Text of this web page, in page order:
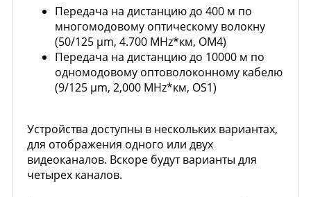
Передача на дистанцию до 400 м по
многомодовому оптическому волокну
(50/125 µm, 4.700 MHz*км, OM4)
Передача на дистанцию до 10000 м по
одномодовому оптоволоконному кабелю
(9/125 µm, 2,000 MHz*км, OS1)
Устройства доступны в нескольких вариантах,
для отображения одного или двух
видеоканалов. Вскоре будут варианты для
четырех каналов.